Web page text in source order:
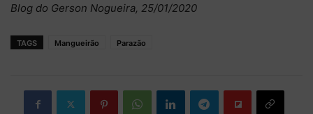
Blog do Gerson Nogueira, 25/01/2020
TAGS Mangueirão Parazão